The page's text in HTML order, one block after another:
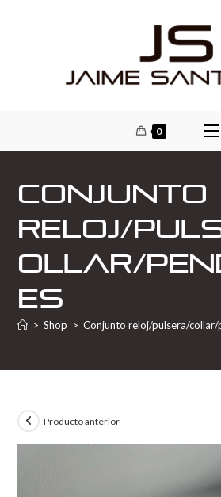
0
Conjunto
reloj/
ollar/
es
> Shop > Conjunto reloj/pulsera/collar/
Producto anterior